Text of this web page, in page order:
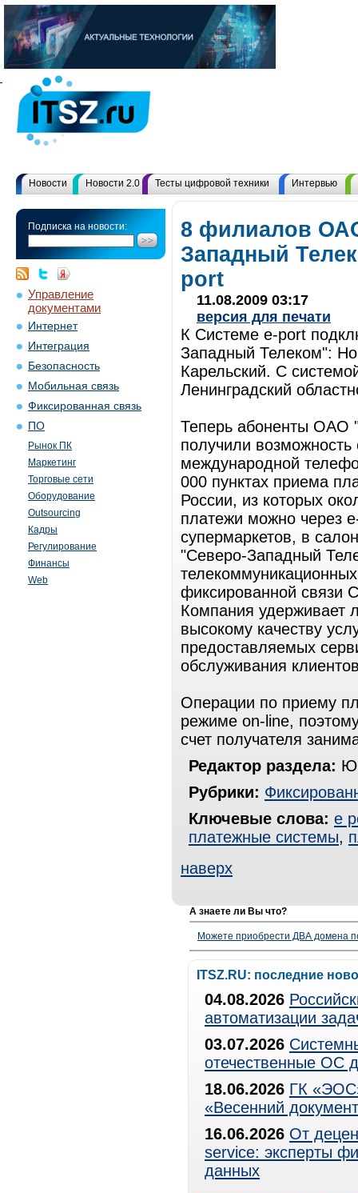
Новости Новости 2.0 Тесты цифровой техники Интервью
Подписка на новости:
Управление
документами
Интернет
Интеграция
Безопасность
Мобильная связь
Фиксированная связь
ПО
Рынок ПК
Маркетинг
Торговые сети
Оборудование
Outsourcing
Кадры
Регулирование
Финансы
Web
8 филиалов
Западный
port
11.08.2009 03:17
версия для печати
К Системе e-port
Западный Телеком":
Карельский. С
Ленинградский
Теперь абоненты ОАО
получили
международной
000 пунктах приема
России, из которых
платежи можно через
супермаркетов, в
"Северо-Западный
фиксированной связи
Компания удерживает
высокому качеству
предоставляемых
обслуживания
Операции по приему
режиме on-line,
счет получателя
Редактор раздела:
Рубрики:
Ключевые слова: e
платежные системы,
наверх
А знаете ли Вы что?
Можете приобрести ДВА домена
ITSZ.RU: последние
04.08.2026
автоматизации
03.07.2026
отечественные ОС
18.06.2026 ГК
«Весенний
16.06.2026 От
service: эксперты
данных